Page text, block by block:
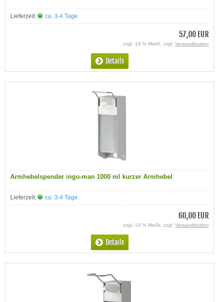
Lieferzeit: ca. 3-4 Tage
57,00 EUR
zzgl. 19 % MwSt. zzgl. Versandkosten
Details
Armhebelspender ingo-man 1000 ml kurzer Armhebel
Lieferzeit: ca. 3-4 Tage
60,00 EUR
zzgl. 19 % MwSt. zzgl. Versandkosten
Details